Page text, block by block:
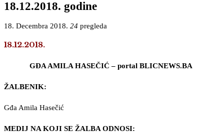
18.12.2018. godine
18. Decembra 2018. 24 pregleda
18.12.2018.
GĐA AMILA HASEČIĆ – portal BLICNEWS.BA
ŽALBENIK:
Gđa Amila Hasečić
MEDIJ NA KOJI SE ŽALBA ODNOSI: